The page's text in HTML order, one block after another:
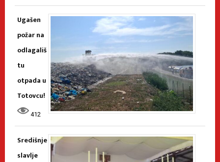
Ugašen
požar na
odlagališ
tu
otpada u
Totovcu!
412
Središnje
slavlje